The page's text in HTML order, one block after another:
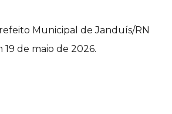
Municipal de Janduís/RN
19 de maio de 2026.